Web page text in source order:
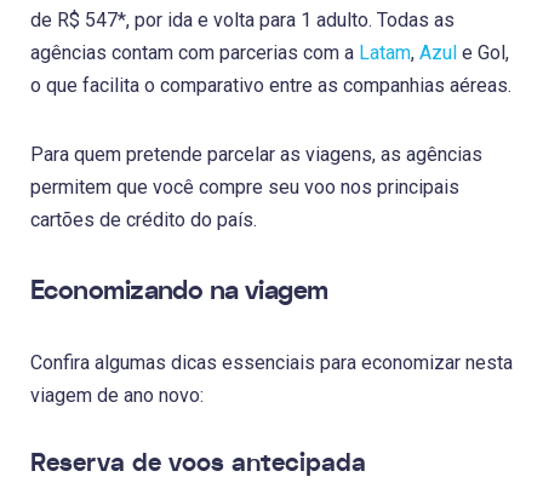
de R$ 547*, por ida e volta para 1 adulto. Todas as
agências contam com parcerias com a Latam, Azul e Gol,
o que facilita o comparativo entre as companhias aéreas.
Para quem pretende parcelar as viagens, as agências
permitem que você compre seu voo nos principais
cartões de crédito do país.
Economizando na viagem
Confira algumas dicas essenciais para economizar nesta
viagem de ano novo:
Reserva de voos antecipada